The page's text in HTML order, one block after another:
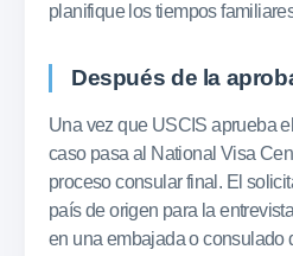
planifique los tiempos
Después de la
Una vez que USCIS aprueba
caso pasa al National Visa
proceso consular final. El
país de origen para la
en una embajada o consulado